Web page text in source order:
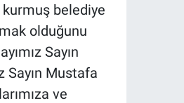
kurmuş belediye
olduğunu
Sayın
Sayın Mustafa
ve